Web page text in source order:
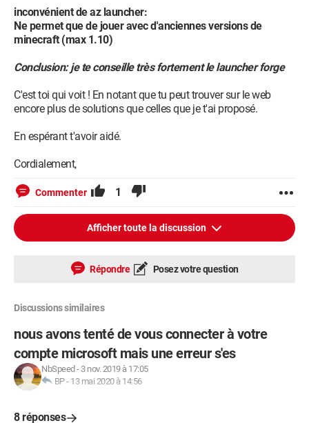
inconvénient de az launcher:
Ne permet que de jouer avec d'anciennes versions de
minecraft (max 1.10)
Conclusion: je te conseille très fortement le launcher forge
C'est toi qui voit ! En notant que tu peut trouver sur le web
encore plus de solutions que celles que je t'ai proposé.
En espérant t'avoir aidé.
Cordialement,
Commenter 1
Afficher toute la discussion
Répondre Posez votre question
Discussions similaires
nous avons tenté de vous connecter à votre
compte microsoft mais une erreur s'es
NbSpeed - 3 nov. 2019 à 17:05
BP- 13 mai 2020 à 14:56
8 réponses